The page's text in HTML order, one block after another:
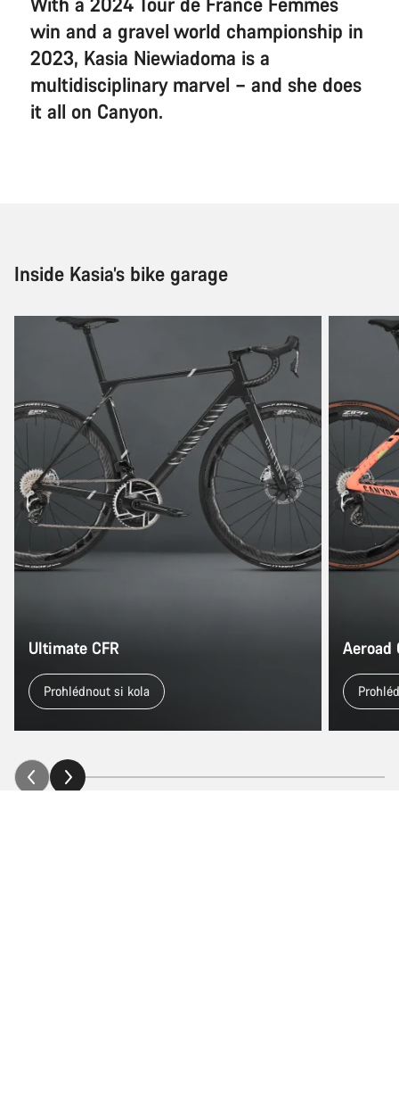
win and a gravel world championship in
2023, Kasia Niewiadoma is a
multidisciplinary marvel – and she does
it all on Canyon.
Inside Kasia’s bike garage
Ultimate CFR
Prohlédnout si kola
Aeroad